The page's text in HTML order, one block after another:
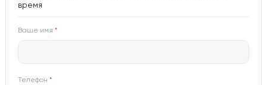
время
Ваше имя*
Телефон*